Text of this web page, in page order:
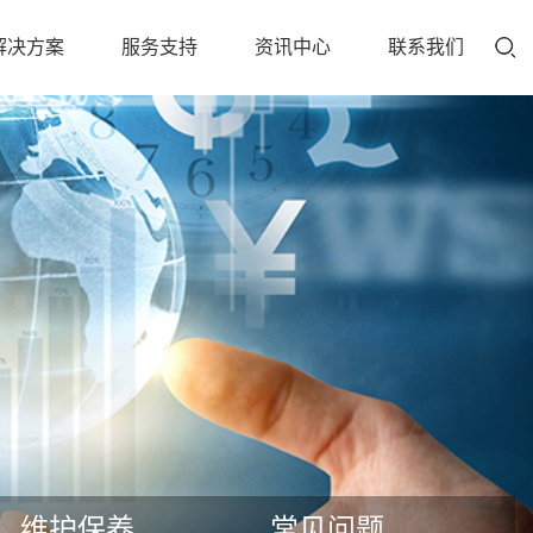
决方案 服务支持 资讯中心 联系我们